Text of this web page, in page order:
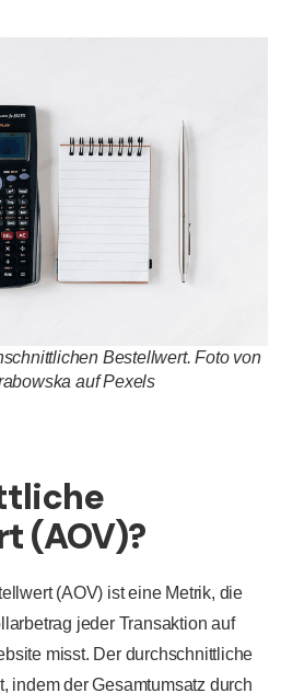
Bestellwert. Foto von
auf Pexels
(AOV)?
(AOV) ist eine Metrik, die
jeder Transaktion auf
misst. Der durchschnittliche
indem der Gesamtumsatz durch